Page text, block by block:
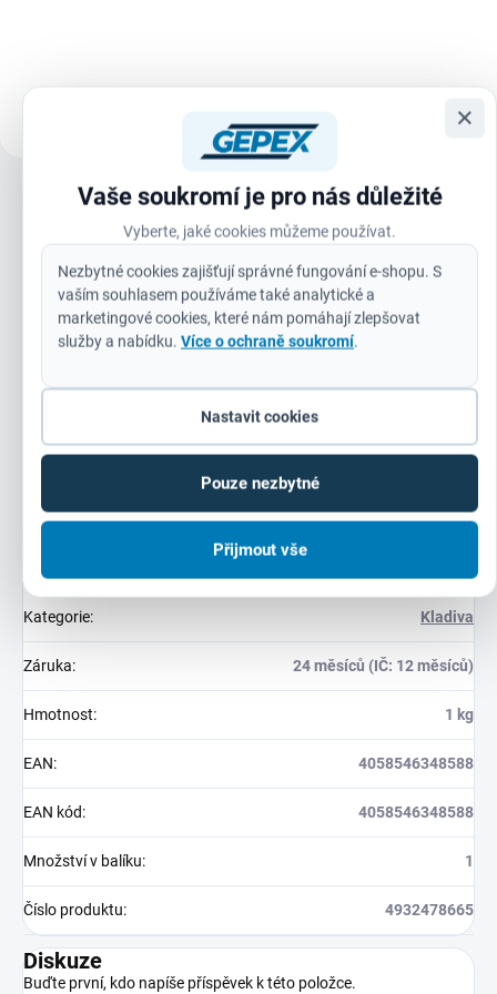
Vaše soukromí je pro nás důležité
Vyberte, jaké cookies můžeme používat.
Nezbytné cookies zajišťují správné fungování e-shopu. S
vaším souhlasem používáme také analytické a
marketingové cookies, které nám pomáhají zlepšovat
služby a nabídku. Více o ochraně soukromí.
Nastavit cookies
Pouze nezbytné
Přijmout vše
×
Zobrazit všechny související produkty
Násada z vyztuženého sklolaminátu.
Zalisovaná násada pro lepší uchopení a omezení vibrací.
Vyztužené připojení čela pro větší odolnost.
Přesné vyvážení pro lepší manipulaci.
Kategorie: Kladiva
Záruka: 24 měsíců (IČ: 12 měsíců)
Hmotnost: 1 kg
EAN: 4058546348588
EAN kód: 4058546348588
Množství v balíku: 1
Číslo produktu: 4932478665
Diskuze
Buďte první, kdo napíše příspěvek k této položce.